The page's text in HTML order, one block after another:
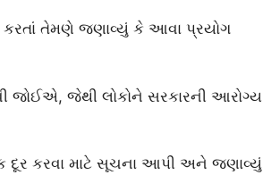
કરતાં તેમણે જણાવ્યું કે આવા પ્રયોગ
જોઈએ, જેથી લોકોને સરકારની આરોગ્ય
દૂર કરવા માટે સૂચના આપી અને જણાવ્યું